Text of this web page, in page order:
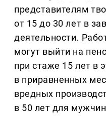
представителям
от 15 до 30 лет в
деятельности.
могут выйти на
при стаже 15 лет в
в приравненных
вредных
в 50 лет для